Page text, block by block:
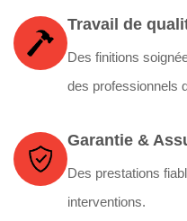
Travail de
Des finitions
des professionnels
Garantie &
Des prestations
interventions.